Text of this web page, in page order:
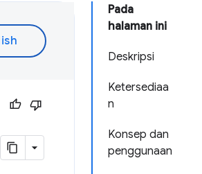
Pada
halaman ini
Deskripsi
Ketersediaa
n
Konsep dan
penggunaan